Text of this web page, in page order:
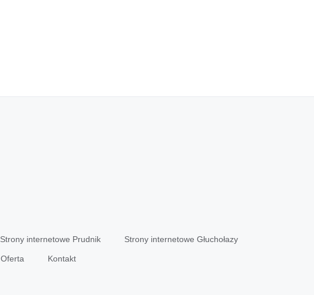
Strony internetowe Prudnik Strony internetowe Głuchołazy
Oferta Kontakt